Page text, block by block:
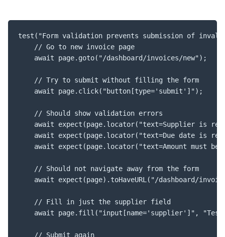
test("Form validation prevents submission of
    // Go to new invoice page
    await page.goto("/dashboard/invoices/new");
    // Try to submit without filling the form
    await page.click("button[type='submit']");
    // Should show validation errors
await expect(page.locator("text=Supplier is
await expect(page.locator("text=Due date is
await expect(page.locator("text=Amount must be
    // Should not navigate away from the form
await expect(page).toHaveURL("/dashboard/
    // Fill in just the supplier field
await page.fill("input[name='supplier']",
    // Submit again